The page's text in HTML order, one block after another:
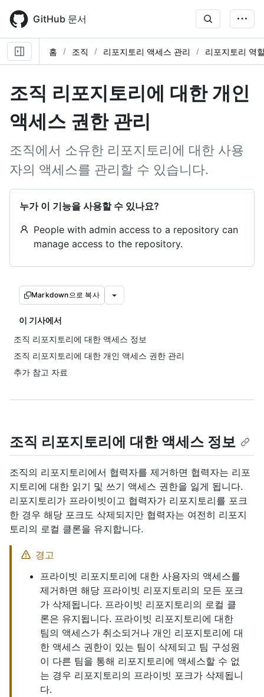
main
content
GitHub 문서
홈 조직 리포지토리 액세스 관리 리포지토리 역
조직 리포지토리에 대한 개인
액세스 권한 관리
조직에서 소유한 리포지토리에 대한 사용
자의 액세스를 관리할 수 있습니다.
누가 이 기능을 사용할 수 있나요?
People with admin access to a repository can
manage access to the repository.
Markdown으로 복사
이 기사에서
조직 리포지토리에 대한 액세스 정보
조직 리포지토리에 대한 개인 액세스 권한 관리
추가 참고 자료
조직 리포지토리에 대한 액세스 정보
조직의 리포지토리에서 협력자를 제거하면 협력자는 리포
지토리에 대한 읽기 및 쓰기 액세스 권한을 잃게 됩니다.
리포지토리가 프라이빗이고 협력자가 리포지토리를 포크
한 경우 해당 포크도 삭제되지만 협력자는 여전히 리포지
토리의 로컬 클론을 유지합니다.
경고
프라이빗 리포지토리에 대한 사용자의 액세스를
제거하면 해당 프라이빗 리포지토리의 모든 포크
가 삭제됩니다. 프라이빗 리포지토리의 로컬 클
론은 유지됩니다. 프라이빗 리포지토리에 대한
팀의 액세스가 취소되거나 개인 리포지토리에 대
한 액세스 권한이 있는 팀이 삭제되고 팀 구성원
이 다른 팀을 통해 리포지토리에 액세스할 수 없
는 경우 리포지토리의 프라이빗 포크가 삭제됩니
다.